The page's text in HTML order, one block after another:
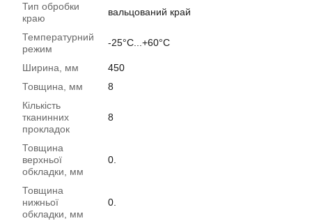
Тип обробки
краю
вальцований край
Температурний
режим
-25°C...+60°C
Ширина, мм
450
Товщина, мм
8
Кількість
тканинних
прокладок
8
Товщина
верхньої
обкладки, мм
0.
Товщина
нижньої
обкладки, мм
0.